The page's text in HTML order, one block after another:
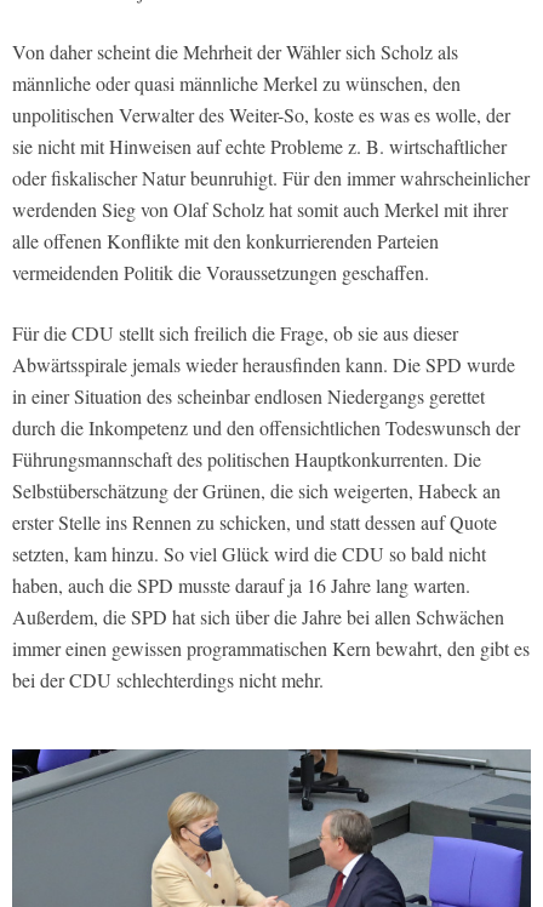
Von daher scheint die Mehrheit der Wähler sich Scholz als
männliche oder quasi männliche Merkel zu wünschen, den
unpolitischen Verwalter des Weiter-So, koste es was es wolle, der
sie nicht mit Hinweisen auf echte Probleme z. B. wirtschaftlicher
oder fiskalischer Natur beunruhigt. Für den immer wahrscheinlicher
werdenden Sieg von Olaf Scholz hat somit auch Merkel mit ihrer
alle offenen Konflikte mit den konkurrierenden Parteien
vermeidenden Politik die Voraussetzungen geschaffen.
Für die CDU stellt sich freilich die Frage, ob sie aus dieser
Abwärtsspirale jemals wieder herausfinden kann. Die SPD wurde
in einer Situation des scheinbar endlosen Niedergangs gerettet
durch die Inkompetenz und den offensichtlichen Todeswunsch der
Führungsmannschaft des politischen Hauptkonkurrenten. Die
Selbstüberschätzung der Grünen, die sich weigerten, Habeck an
erster Stelle ins Rennen zu schicken, und statt dessen auf Quote
setzten, kam hinzu. So viel Glück wird die CDU so bald nicht
haben, auch die SPD musste darauf ja 16 Jahre lang warten.
Außerdem, die SPD hat sich über die Jahre bei allen Schwächen
immer einen gewissen programmatischen Kern bewahrt, den gibt es
bei der CDU schlechterdings nicht mehr.